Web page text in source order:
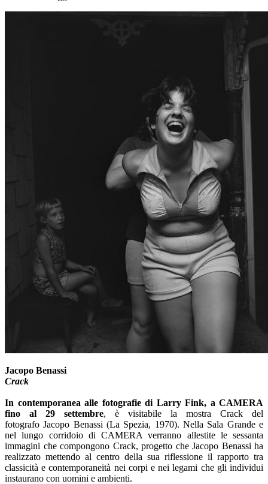
Jacopo Benassi
Crack
In contemporanea alle fotografie di Larry Fink, a CAMERA
fino al 29 settembre, è visitabile la mostra Crack del
fotografo Jacopo Benassi (La Spezia, 1970). Nella Sala Grande e
nel lungo corridoio di CAMERA verranno allestite le sessanta
immagini che compongono Crack, progetto che Jacopo Benassi ha
realizzato mettendo al centro della sua riflessione il rapporto tra
classicità e contemporaneità nei corpi e nei legami che gli individui
instaurano con uomini e ambienti.